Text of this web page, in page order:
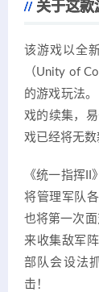
关于这款
该游戏以全
（Unity of
的游戏玩法
戏的续集，
戏已经将无数
《统一指挥
将管理军队
也将第一次
来收集敌军
部队会设法
击！